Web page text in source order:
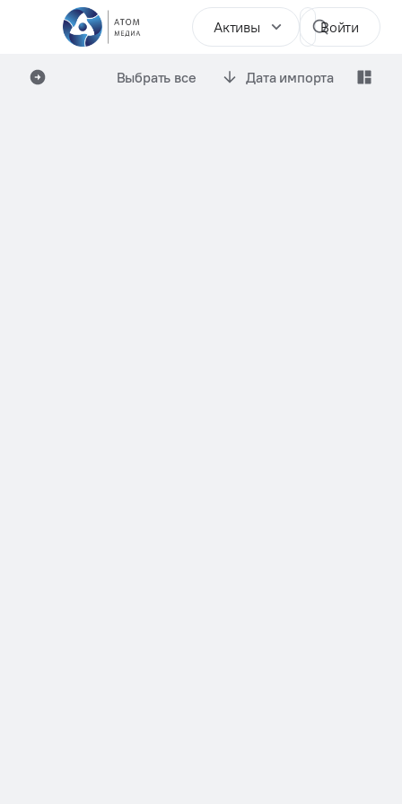
Активы Войти
Выбрать все Дата импорта